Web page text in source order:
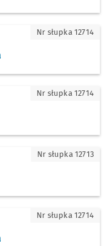
Obornicka
Nr słupka 12714
Nr słupka 12714
Nr słupka 12713
Obornicka
Nr słupka 12714